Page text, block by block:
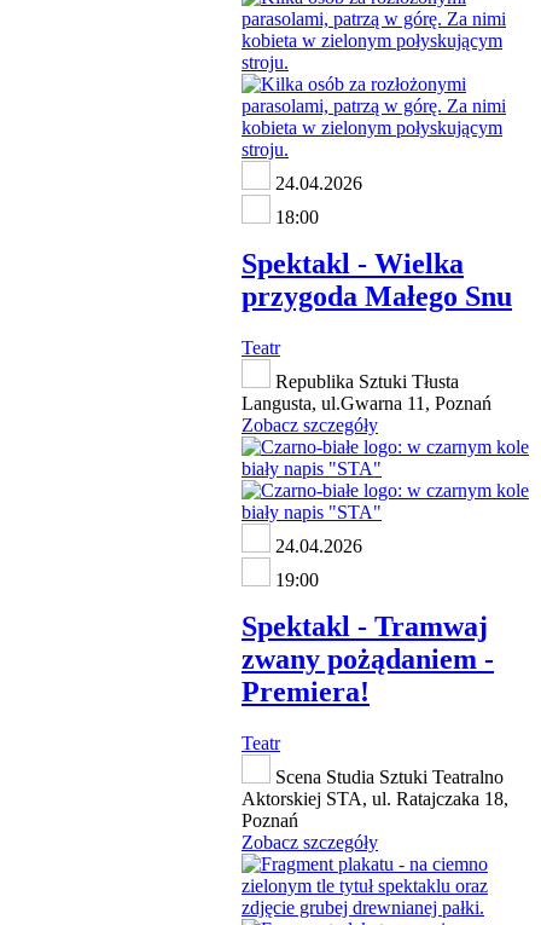
24.04.2026
18:00
Spektakl - Wielka
przygoda Małego Snu
Teatr
Republika Sztuki Tłusta
Langusta, ul.Gwarna 11, Poznań
Zobacz szczegóły
24.04.2026
19:00
Spektakl - Tramwaj
zwany pożądaniem -
Premiera!
Teatr
Scena Studia Sztuki Teatralno
Aktorskiej STA, ul. Ratajczaka 18,
Poznań
Zobacz szczegóły